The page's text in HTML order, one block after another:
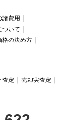
諸費用
ついて
格の決め方
査定
売却実査定